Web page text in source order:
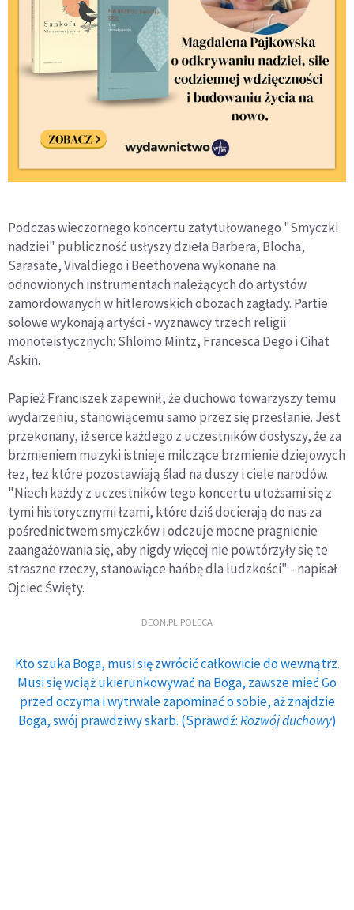
Podczas wieczornego koncertu zatytułowanego "Smyczki
nadziei" publiczność usłyszy dzieła Barbera, Blocha,
Sarasate, Vivaldiego i Beethovena wykonane na
odnowionych instrumentach należących do artystów
zamordowanych w hitlerowskich obozach zagłady. Partie
solowe wykonają artyści - wyznawcy trzech religii
monoteistycznych: Shlomo Mintz, Francesca Dego i Cihat
Askin.
Papież Franciszek zapewnił, że duchowo towarzyszy temu
wydarzeniu, stanowiącemu samo przez się przesłanie. Jest
przekonany, iż serce każdego z uczestników dosłyszy, że za
brzmieniem muzyki istnieje milczące brzmienie dziejowych
łez, łez które pozostawiają ślad na duszy i ciele narodów.
"Niech każdy z uczestników tego koncertu utożsami się z
tymi historycznymi łzami, które dziś docierają do nas za
pośrednictwem smyczków i odczuje mocne pragnienie
zaangażowania się, aby nigdy więcej nie powtórzyły się te
straszne rzeczy, stanowiące hańbę dla ludzkości" - napisał
Ojciec Święty.
DEON.PL POLECA
Kto szuka Boga, musi się zwrócić całkowicie do wewnątrz.
Musi się wciąż ukierunkowywać na Boga, zawsze mieć Go
przed oczyma i wytrwale zapominać o sobie, aż znajdzie
Boga, swój prawdziwy skarb. (Sprawdź:Rozwój duchowy)